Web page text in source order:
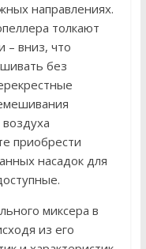
направлениях.
толкают
– вниз, что
без
приобрести
насадок для
миксера в
из его